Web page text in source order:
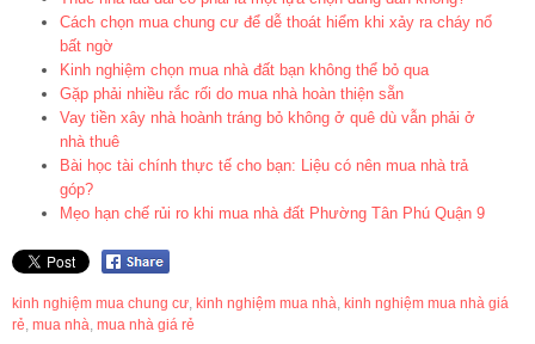
Cách chọn mua chung cư để dễ thoát hiểm khi xảy ra cháy nổ
bất ngờ
Kinh nghiệm chọn mua nhà đất bạn không thể bỏ qua
Gặp phải nhiều rắc rối do mua nhà hoàn thiện sẵn
Vay tiền xây nhà hoành tráng bỏ không ở quê dù vẫn phải ở
nhà thuê
Bài học tài chính thực tế cho bạn: Liệu có nên mua nhà trả
góp?
Mẹo hạn chế rủi ro khi mua nhà đất Phường Tân Phú Quận 9
kinh nghiệm mua chung cư, kinh nghiệm mua nhà, kinh nghiệm mua nhà giá
rẻ, mua nhà, mua nhà giá rẻ